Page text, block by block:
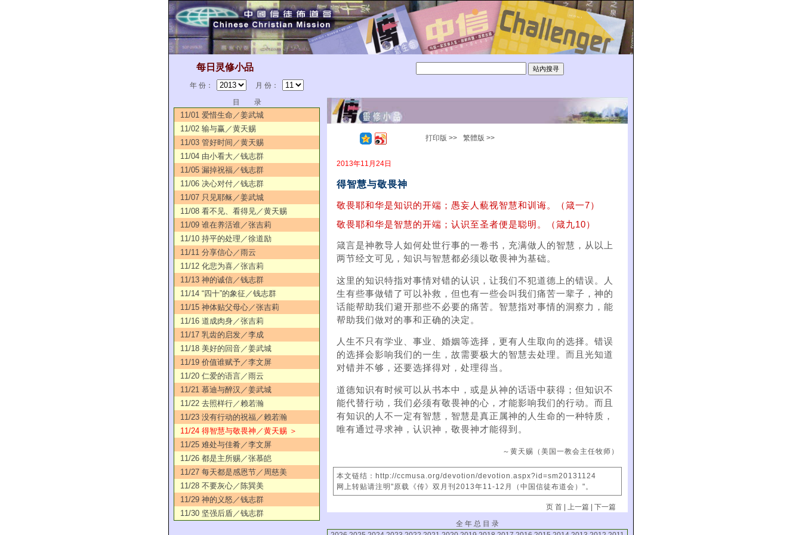
每日灵修小品
年 份：
月 份：
目 录
11/01 爱惜生命／姜武城
11/02 输与赢／黄天赐
11/03 管好时间／黄天赐
11/04 由小看大／钱志群
11/05 漏掉祝福／钱志群
11/06 决心对付／钱志群
11/07 只见耶稣／姜武城
11/08 看不见、看得见／黄天赐
11/09 谁在养活谁／张吉莉
11/10 持平的处理／徐道励
11/11 分享信心／雨云
11/12 化悲为喜／张吉莉
11/13 神的诚信／钱志群
11/14 “四十”的象征／钱志群
11/15 神体贴父母心／张吉莉
11/16 道成肉身／张吉莉
11/17 乳齿的启发／李成
11/18 美好的回音／姜武城
11/19 价值谁赋予／李文屏
11/20 仁爱的语言／雨云
11/21 慕迪与醉汉／姜武城
11/22 去照样行／赖若瀚
11/23 没有行动的祝福／赖若瀚
11/24 得智慧与敬畏神／黄天赐 ＞
11/25 难处与佳肴／李文屏
11/26 都是主所赐／张慕皑
11/27 每天都是感恩节／周慈美
11/28 不要灰心／陈巽美
11/29 神的义怒／钱志群
11/30 坚强后盾／钱志群
打印版 >> 繁體版 >>
2013年11月24日
得智慧与敬畏神
敬畏耶和华是知识的开端；愚妄人藐视智慧和训诲。（箴一7）
敬畏耶和华是智慧的开端；认识至圣者便是聪明。（箴九10）
箴言是神教导人如何处世行事的一卷书，充满做人的智慧，从以上
两节经文可见，知识与智慧都必须以敬畏神为基础。
这里的知识特指对事情对错的认识，让我们不犯道德上的错误。人
生有些事做错了可以补救，但也有一些会叫我们痛苦一辈子，神的
话能帮助我们避开那些不必要的痛苦。智慧指对事情的洞察力，能
帮助我们做对的事和正确的决定。
人生不只有学业、事业、婚姻等选择，更有人生取向的选择。错误
的选择会影响我们的一生，故需要极大的智慧去处理。而且光知道
对错并不够，还要选择得对，处理得当。
道德知识有时候可以从书本中，或是从神的话语中获得；但知识不
能代替行动，我们必须有敬畏神的心，才能影响我们的行动。而且
有知识的人不一定有智慧，智慧是真正属神的人生命的一种特质，
唯有通过寻求神，认识神，敬畏神才能得到。
～黄天赐（美国一教会主任牧师）
本文链结：http://ccmusa.org/devotion/devotion.aspx?id=sm20131124
网上转贴请注明"原载《传》双月刊2013年11-12月（中国信徒布道会）"。
页 首 | 上一篇 |下一篇
全 年 总 目 录